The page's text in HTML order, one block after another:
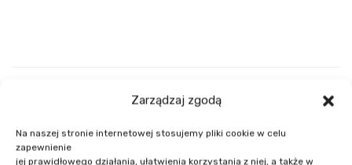
Zarządzaj zgodą
Na naszej stronie internetowej stosujemy pliki cookie w celu
zapewnienie
jej prawidłowego działania, ułatwienia korzystania z niej, a także w
NASI PRELEGENCI